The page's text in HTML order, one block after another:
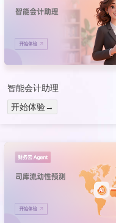
智能会计助理
开始体验→